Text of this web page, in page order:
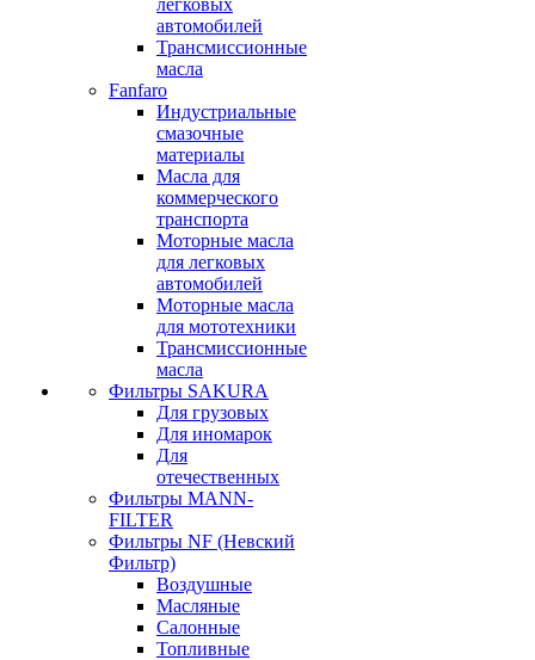
легковых
автомобилей
Трансмиссионные
масла
Fanfaro
Индустриальные
смазочные
материалы
Масла для
коммерческого
транспорта
Моторные масла
для легковых
автомобилей
Моторные масла
для мототехники
Трансмиссионные
масла
Фильтры SAKURA
Для грузовых
Для иномарок
Для
отечественных
Фильтры MANN-
FILTER
Фильтры NF (Невский
Фильтр)
Воздушные
Масляные
Салонные
Топливные